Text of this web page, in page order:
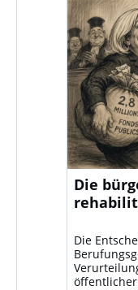
Die
Die